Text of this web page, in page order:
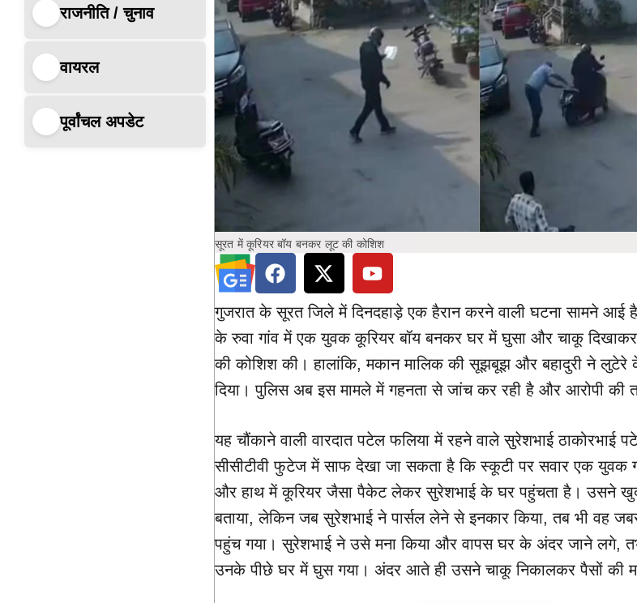
राजनीति / चुनाव
वायरल
पूर्वांचल अपडेट
सूरत में कूरियर बॉय बनकर लूट की कोशिश
गुजरात के सूरत जिले में दिनदहाड़े एक हैरान करने वाली घटना सामने आई
के रुवा गांव में एक युवक कूरियर बॉय बनकर घर में घुसा और चाकू
की कोशिश की। हालांकि, मकान मालिक की सूझबूझ और बहादुरी ने लुटेरे
दिया। पुलिस अब इस मामले में गहनता से जांच कर रही है और आरोपी की
यह चौंकाने वाली वारदात पटेल फलिया में रहने वाले सुरेशभाई ठाकोरभाई
सीसीटीवी फुटेज में साफ देखा जा सकता है कि स्कूटी पर सवार एक युवक
और हाथ में कूरियर जैसा पैकेट लेकर सुरेशभाई के घर पहुंचता है। उसने खुद
बताया, लेकिन जब सुरेशभाई ने पार्सल लेने से इनकार किया, तब भी वह
पहुंच गया। सुरेशभाई ने उसे मना किया और वापस घर के अंदर जाने लगे,
उनके पीछे घर में घुस गया। अंदर आते ही उसने चाकू निकालकर पैसों की